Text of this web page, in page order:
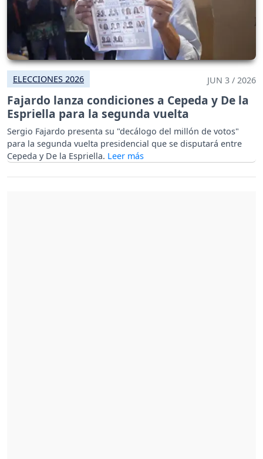
ELECCIONES 2026 JUN 3 / 2026
Fajardo lanza condiciones a Cepeda y De la
Espriella para la segunda vuelta
Sergio Fajardo presenta su "decálogo del millón de votos"
para la segunda vuelta presidencial que se disputará entre
Cepeda y De la Espriella.